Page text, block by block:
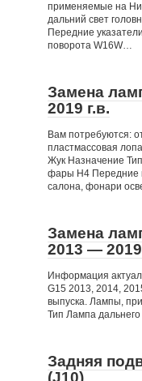
применяемые на
дальний свет
Передние
поворота W16W…
Замена
2019 г.в.
Вам потребуются:
пластмассовая
Жук Назначение
фары Н4 Передние
салона, фонари
Замена
2013 — 2019
Информация
G15 2013, 2014,
выпуска. Лампы,
Тип Лампа
Задняя
(J10)